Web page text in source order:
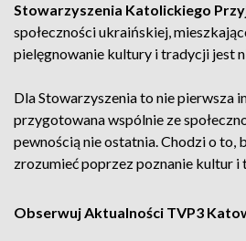
Stowarzyszenia Katolickiego
społeczności ukraińskiej,
pielęgnowanie kultury i tradycji jest
Dla Stowarzyszenia to nie pierwsza
przygotowana wspólnie ze
pewnością nie ostatnia. Chodzi o to,
zrozumieć poprzez poznanie kultur i
Obserwuj Aktualności TVP3